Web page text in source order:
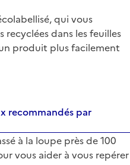
qui vous
dans les feuilles
produit plus facilement
recommandés par
à la loupe près de 100
vous aider à vous repérer